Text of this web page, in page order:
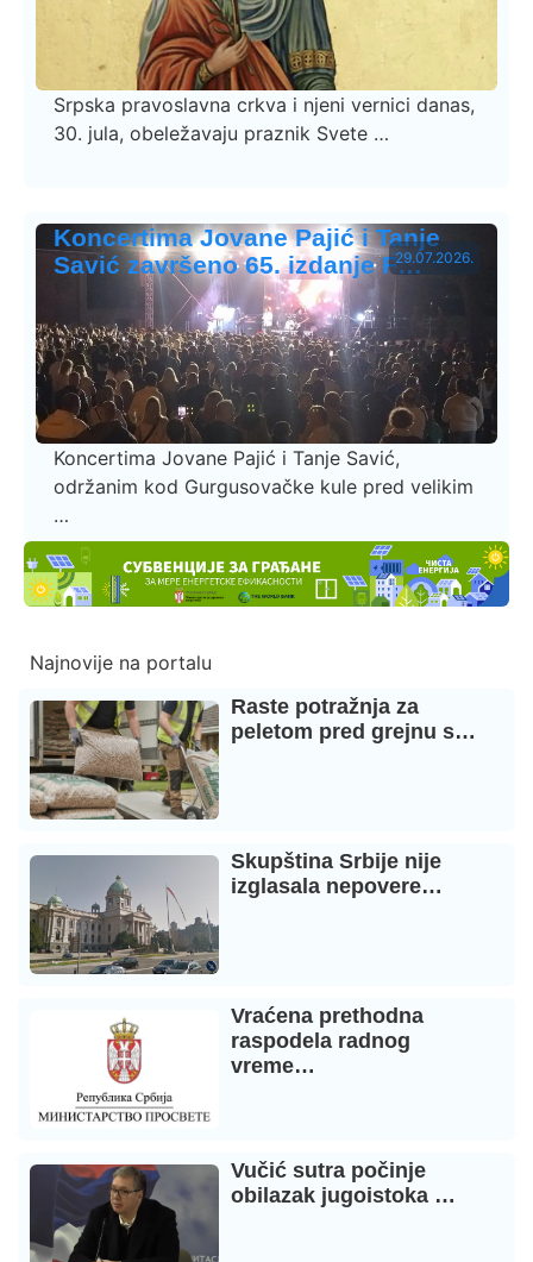
Srpska pravoslavna crkva i njeni vernici danas,
30. jula, obeležavaju praznik Svete …
29.07.2026.
Koncertima Jovane Pajić i Tanje
Savić završeno 65. izdanje F…
Koncertima Jovane Pajić i Tanje Savić,
održanim kod Gurgusovačke kule pred velikim
…
Najnovije na portalu
Raste potražnja za
peletom pred grejnu s…
Skupština Srbije nije
izglasala nepovere…
Vraćena prethodna
raspodela radnog
vreme…
Vučić sutra počinje
obilazak jugoistoka …